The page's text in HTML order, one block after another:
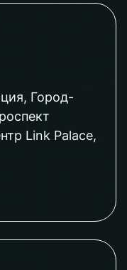
Город-
Link Palace,